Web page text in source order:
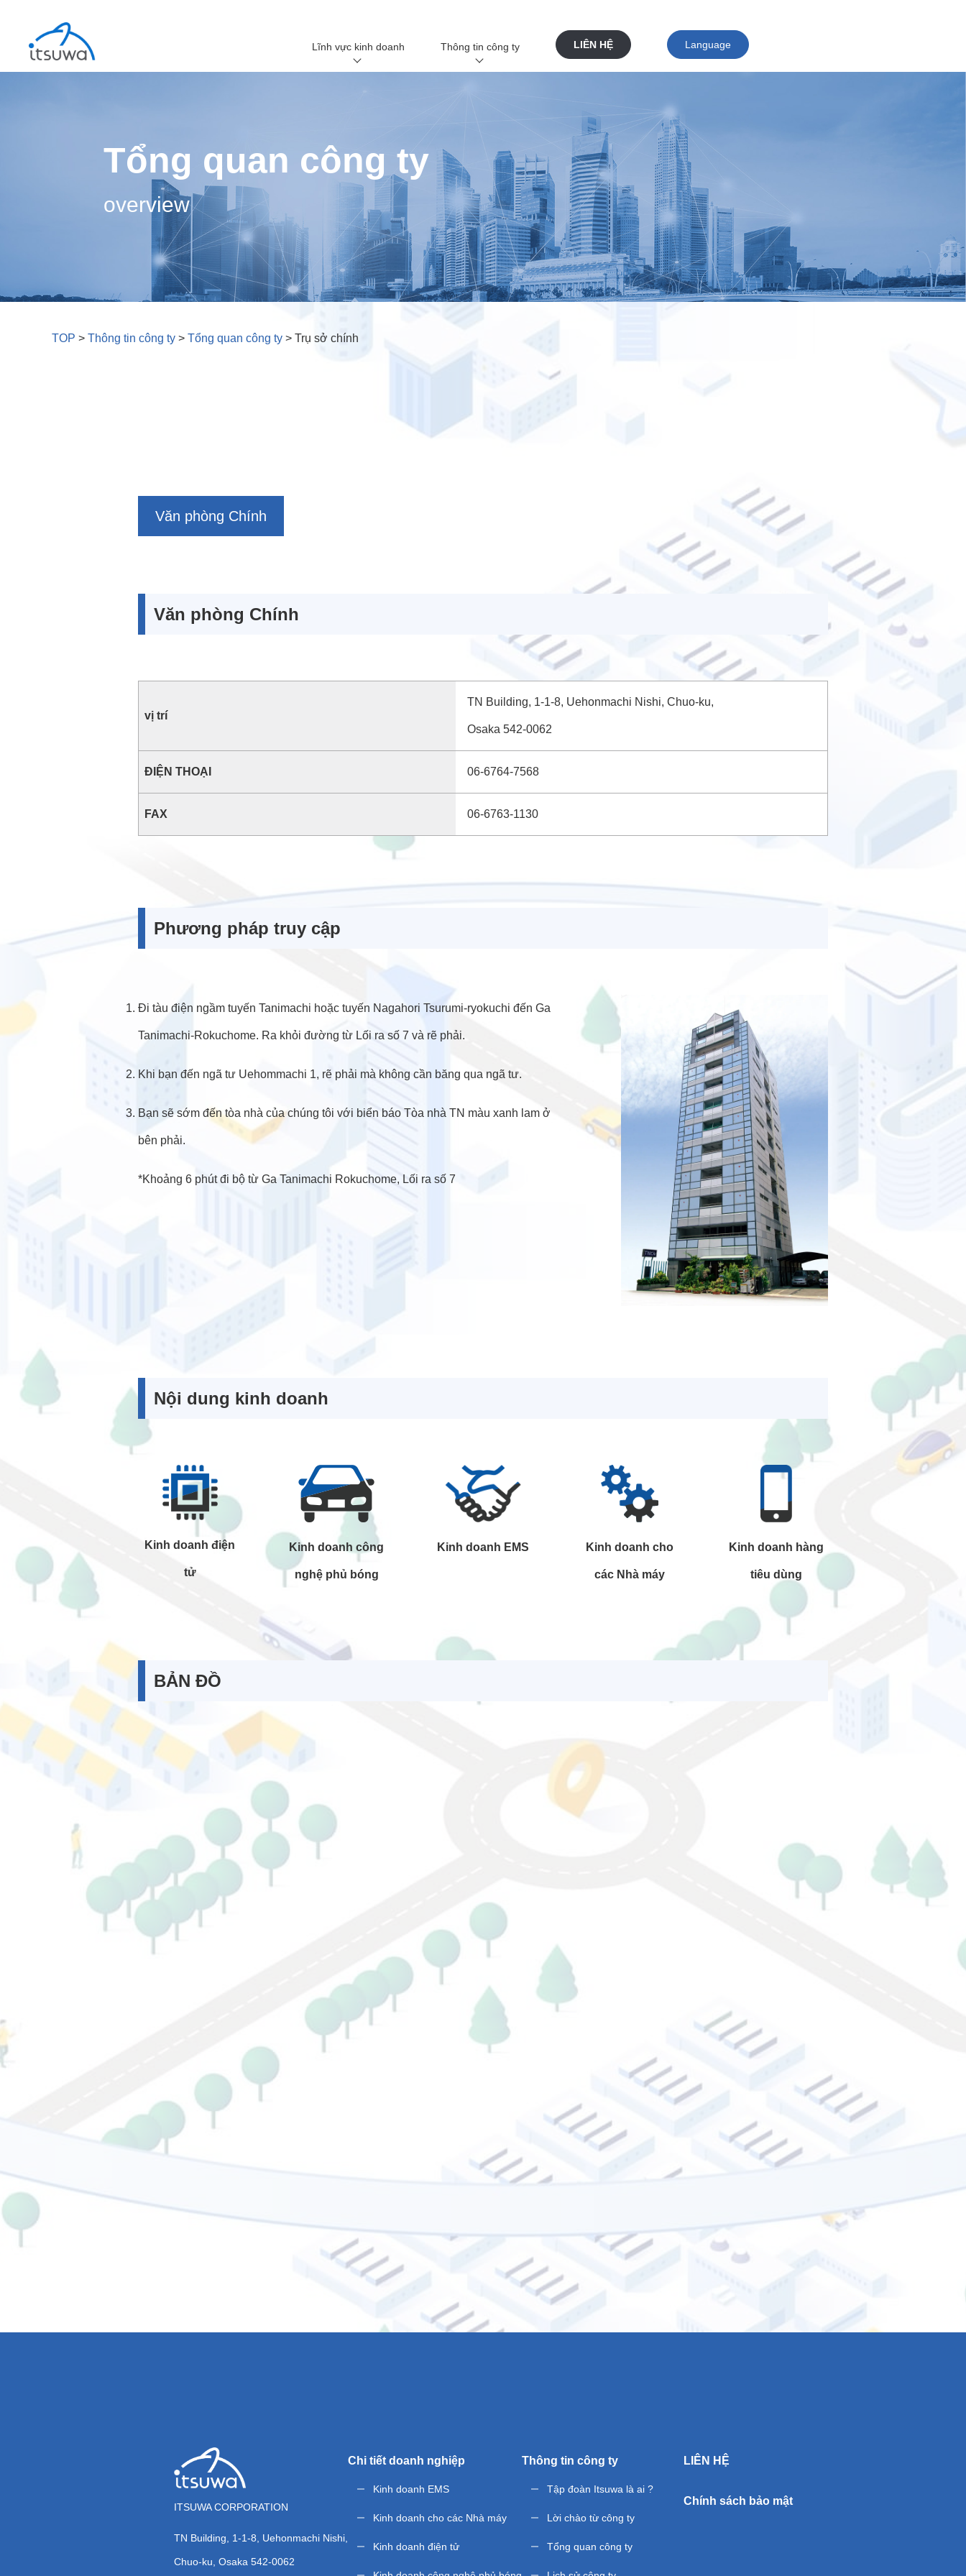
Lĩnh vực kinh doanh
Kinh doanh cho các Nhà máy
iPROS
Kinh doanh điện tử
Kinh doanh công nghệ phủ bóng
Trang web đặc biệt
LAUT
Thông tin công ty
Lời chào từ công ty
Tổng quan công ty
Lịch sử công ty
Hệ thống đảm bảo chất lượng
Phát triển bền vững
LIÊN HỆ Language
English
ไทย
Tiếng Việt
简体中文
Tổng quan công ty
overview
TOP > Thông tin công ty > Tổng quan công ty > Trụ sở chính
Văn phòng Chính
Văn phòng Chính
vị trí
TN Building, 1-1-8, Uehonmachi Nishi, Chuo-ku,
Osaka 542-0062
ĐIỆN THOẠI 06-6764-7568
FAX 06-6763-1130
Phương pháp truy cập
Đi tàu điện ngầm tuyến Tanimachi hoặc tuyến Nagahori Tsurumi-ryokuchi đến Ga
Tanimachi-Rokuchome. Ra khỏi đường từ Lối ra số 7 và rẽ phải.
Khi bạn đến ngã tư Uehommachi 1, rẽ phải mà không cần băng qua ngã tư.
Bạn sẽ sớm đến tòa nhà của chúng tôi với biển báo Tòa nhà TN màu xanh lam ở
bên phải.
*Khoảng 6 phút đi bộ từ Ga Tanimachi Rokuchome, Lối ra số 7
Nội dung kinh doanh
Kinh doanh điện
tử
Kinh doanh công
nghệ phủ bóng
Kinh doanh EMS Kinh doanh cho
các Nhà máy
Kinh doanh hàng
tiêu dùng
BẢN ĐỒ
ITSUWA CORPORATION
TN Building, 1-1-8, Uehonmachi Nishi,
Chuo-ku, Osaka 542-0062
Chi tiết doanh nghiệp
Kinh doanh EMS
Kinh doanh cho các Nhà máy
Kinh doanh điện tử
Thông tin công ty
Tập đoàn Itsuwa là ai ?
Lời chào từ công ty
Tổng quan công ty
LIÊN HỆ
Chính sách bảo mật